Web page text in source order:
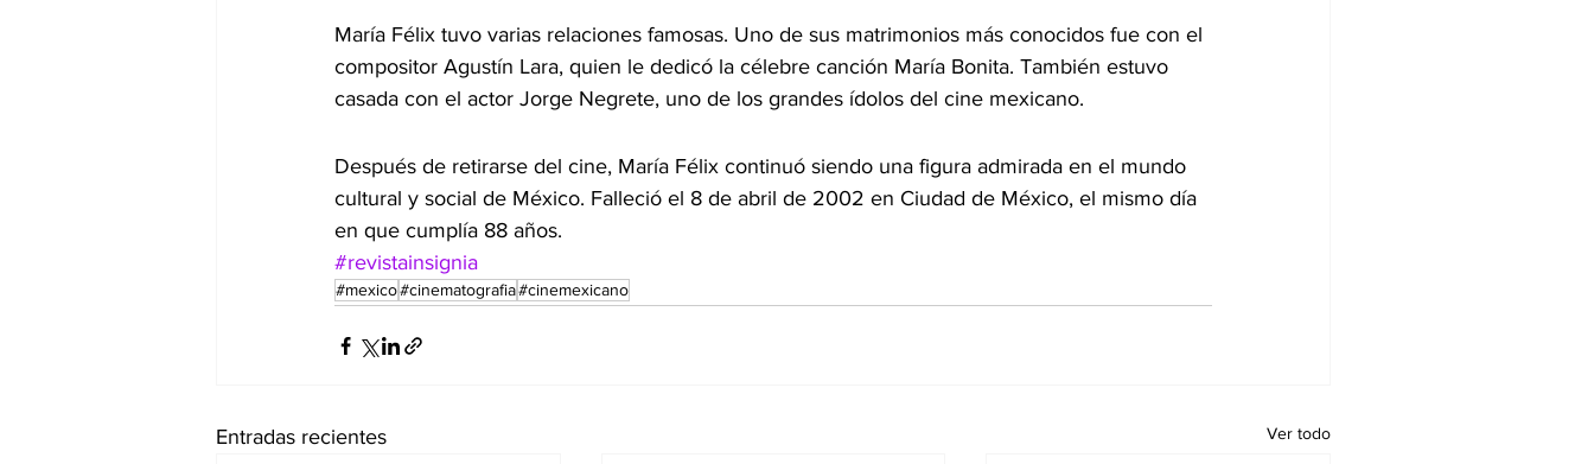
María Félix tuvo varias relaciones famosas. Uno de sus matrimonios más conocidos fue con el
compositor Agustín Lara, quien le dedicó la célebre canción María Bonita. También estuvo
casada con el actor Jorge Negrete, uno de los grandes ídolos del cine mexicano.
Después de retirarse del cine, María Félix continuó siendo una figura admirada en el mundo
cultural y social de México. Falleció el 8 de abril de 2002 en Ciudad de México, el mismo día
en que cumplía 88 años.
#revistainsignia
#mexico#cinematografia#cinemexicano
Entradas recientes Ver todo